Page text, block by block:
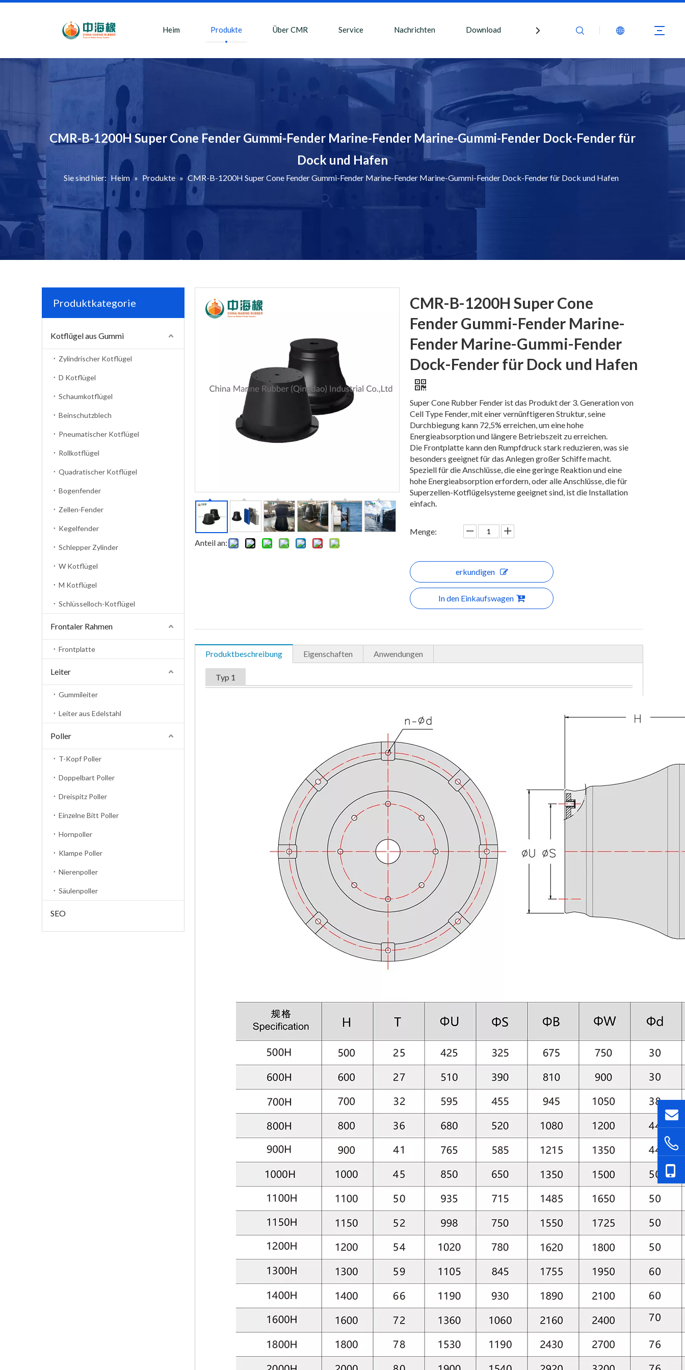
Heim Produkte Über CMR Service Nachrichten Download Kontaktiere uns
CMR-B-1200H Super Cone Fender Gummi-Fender Marine-Fender Marine-Gummi-Fender Dock-Fender für
Dock und Hafen
Sie sind hier: Heim » Produkte » CMR-B-1200H Super Cone Fender Gummi-Fender Marine-Fender Marine-Gummi-Fender Dock-Fender für Dock und Hafen
Produktkategorie
Kotflügel aus Gummi
Zylindrischer Kotflügel
D Kotflügel
Schaumkotflügel
Beinschutzblech
Pneumatischer Kotflügel
Rollkotflügel
Quadratischer Kotflügel
Bogenfender
Zellen-Fender
Kegelfender
Schlepper Zylinder
W Kotflügel
M Kotflügel
Schlüsselloch-Kotflügel
Frontaler Rahmen
Frontplatte
Leiter
Gummileiter
Leiter aus Edelstahl
Poller
T-Kopf Poller
Doppelbart Poller
Dreispitz Poller
Einzelne Bitt Poller
Hornpoller
Klampe Poller
Nierenpoller
Säulenpoller
SEO
Anteil an:
CMR-B-1200H Super Cone
Fender Gummi-Fender Marine-
Fender Marine-Gummi-Fender
Dock-Fender für Dock und Hafen
Super Cone Rubber Fender ist das Produkt der 3. Generation von
Cell Type Fender, mit einer vernünftigeren Struktur, seine
Durchbiegung kann 72,5% erreichen, um eine hohe
Energieabsorption und längere Betriebszeit zu erreichen.
Die Frontplatte kann den Rumpfdruck stark reduzieren, was sie
besonders geeignet für das Anlegen großer Schiffe macht.
Speziell für die Anschlüsse, die eine geringe Reaktion und eine
hohe Energieabsorption erfordern, oder alle Anschlüsse, die für
Superzellen-Kotflügelsysteme geeignet sind, ist die Installation
einfach.
Menge:
erkundigen
In den Einkaufswagen
Produktbeschreibung Eigenschaften Anwendungen
Typ 1